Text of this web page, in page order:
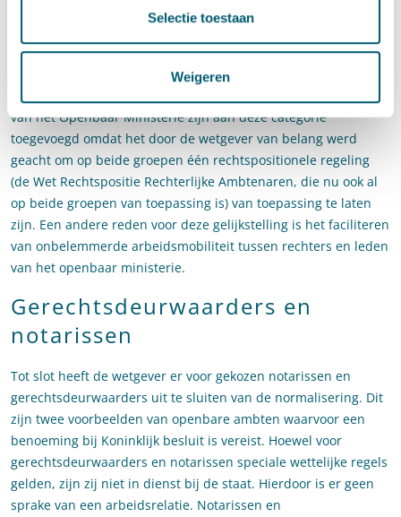
Selectie toestaan
Weigeren
‘onafhankelijkheid’ is, vindt de wetgever het onwenselijk hen
gezagsverhouding centraal staat. Net als in het geval van
politieke ambtsdragers ontbreek in het geval van rechters het
van het Openbaar Ministerie zijn aan deze categorie
toegevoegd omdat het door de wetgever van belang werd
geacht om op beide groepen één rechtspositionele regeling
(de Wet Rechtspositie Rechterlijke Ambtenaren, die nu ook al
op beide groepen van toepassing is) van toepassing te laten
zijn. Een andere reden voor deze gelijkstelling is het faciliteren
van onbelemmerde arbeidsmobiliteit tussen rechters en leden
van het openbaar ministerie.
Gerechtsdeurwaarders en
notarissen
Tot slot heeft de wetgever er voor gekozen notarissen en
gerechtsdeurwaarders uit te sluiten van de normalisering. Dit
zijn twee voorbeelden van openbare ambten waarvoor een
benoeming bij Koninklijk besluit is vereist. Hoewel voor
gerechtsdeurwaarders en notarissen speciale wettelijke regels
gelden, zijn zij niet in dienst bij de staat. Hierdoor is er geen
sprake van een arbeidsrelatie. Notarissen en